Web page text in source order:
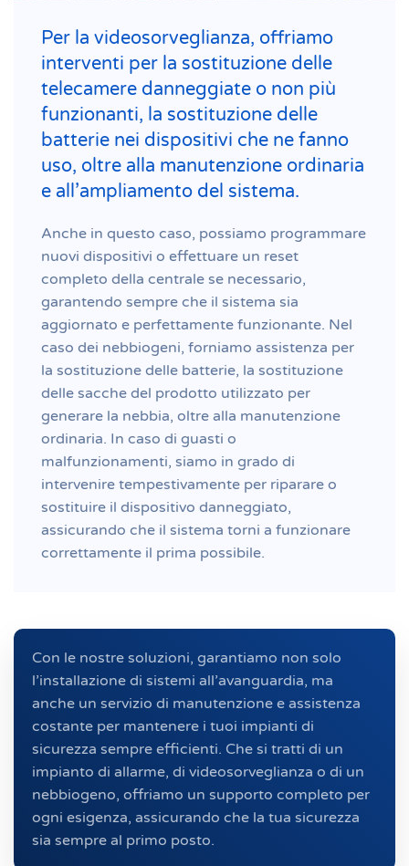
Per la videosorveglianza, offriamo
interventi per la sostituzione delle
telecamere danneggiate o non più
funzionanti, la sostituzione delle
batterie nei dispositivi che ne fanno
uso, oltre alla manutenzione ordinaria
e all’ampliamento del sistema.
Anche in questo caso, possiamo programmare
nuovi dispositivi o effettuare un reset
completo della centrale se necessario,
garantendo sempre che il sistema sia
aggiornato e perfettamente funzionante. Nel
caso dei nebbiogeni, forniamo assistenza per
la sostituzione delle batterie, la sostituzione
delle sacche del prodotto utilizzato per
generare la nebbia, oltre alla manutenzione
ordinaria. In caso di guasti o
malfunzionamenti, siamo in grado di
intervenire tempestivamente per riparare o
sostituire il dispositivo danneggiato,
assicurando che il sistema torni a funzionare
correttamente il prima possibile.
Con le nostre soluzioni, garantiamo non solo
l’installazione di sistemi all’avanguardia, ma
anche un servizio di manutenzione e assistenza
costante per mantenere i tuoi impianti di
sicurezza sempre efficienti. Che si tratti di un
impianto di allarme, di videosorveglianza o di un
nebbiogeno, offriamo un supporto completo per
ogni esigenza, assicurando che la tua sicurezza
sia sempre al primo posto.